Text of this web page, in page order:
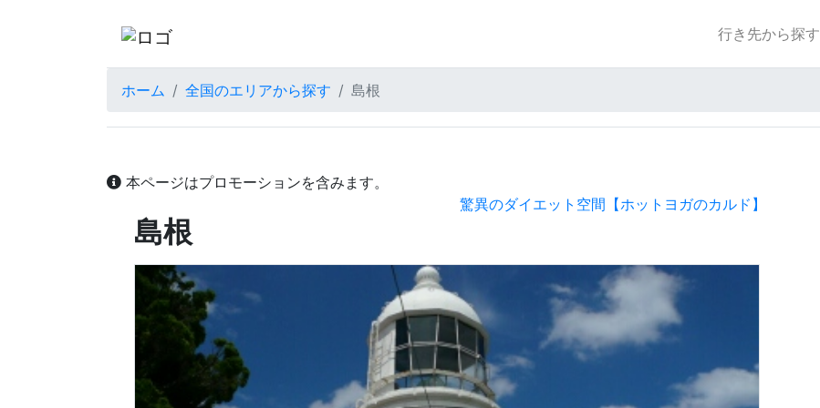
行き先から探す
ホーム 全国のエリアから探す 島根
本ページはプロモーションを含みます。
驚異のダイエット空間【ホットヨガのカルド】
島根